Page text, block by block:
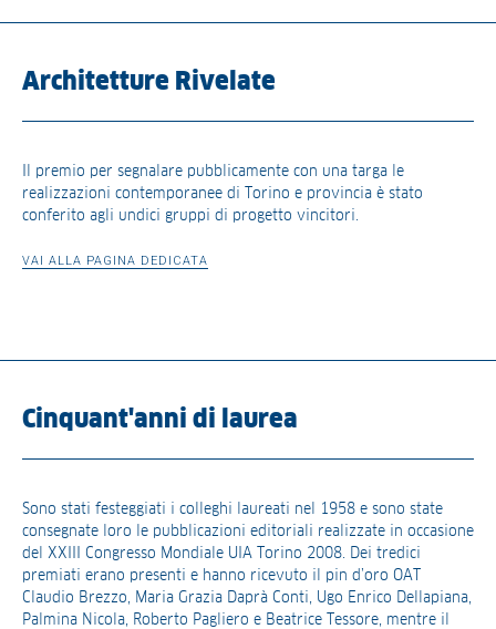
Architetture Rivelate
Il premio per segnalare pubblicamente con una targa le
realizzazioni contemporanee di Torino e provincia è stato
conferito agli undici gruppi di progetto vincitori.
VAI ALLA PAGINA DEDICATA
Cinquant'anni di laurea
Sono stati festeggiati i colleghi laureati nel 1958 e sono state
consegnate loro le pubblicazioni editoriali realizzate in occasione
del XXIII Congresso Mondiale UIA Torino 2008. Dei tredici
premiati erano presenti e hanno ricevuto il pin d’oro OAT
Claudio Brezzo, Maria Grazia Daprà Conti, Ugo Enrico Dellapiana,
Palmina Nicola, Roberto Pagliero e Beatrice Tessore, mentre il